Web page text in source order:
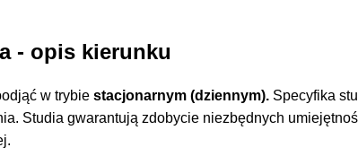
- opis kierunku
w trybie stacjonarnym (dziennym). Specyfika
Studia gwarantują zdobycie niezbędnych